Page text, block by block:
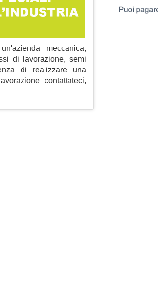
meccanica,
di lavorazione, semi
di realizzare una
contattateci,